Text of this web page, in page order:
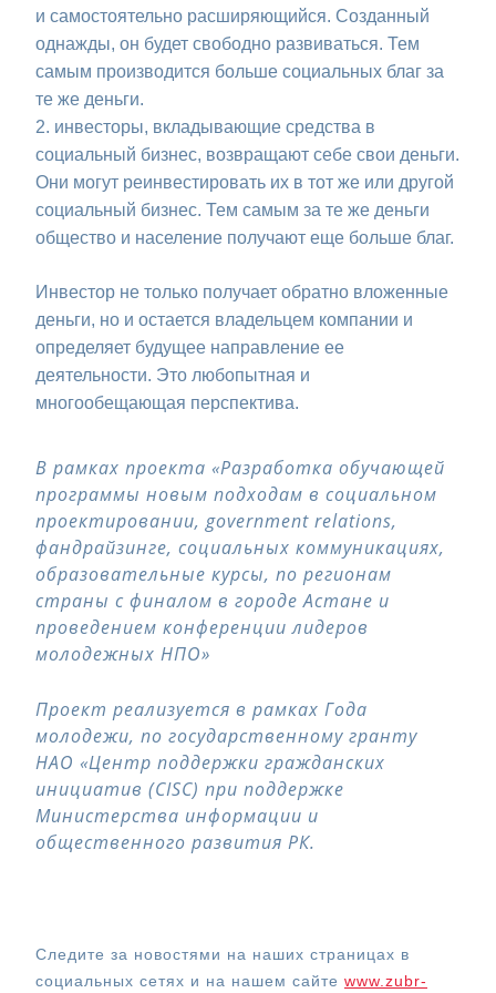
и самостоятельно расширяющийся. Созданный
однажды, он будет свободно развиваться. Тем
самым производится больше социальных благ за
те же деньги.
2. инвесторы, вкладывающие средства в
социальный бизнес, возвращают себе свои деньги.
Они могут реинвестировать их в тот же или другой
социальный бизнес. Тем самым за те же деньги
общество и население получают еще больше благ.
Инвестор не только получает обратно вложенные
деньги, но и остается владельцем компании и
определяет будущее направление ее
деятельности. Это любопытная и
многообещающая перспектива.
В рамках проекта «Разработка обучающей
программы новым подходам в социальном
проектировании, government relations,
фандрайзинге, социальных коммуникациях,
образовательные курсы, по регионам
страны с финалом в городе Астане и
проведением конференции лидеров
молодежных НПО»
Проект реализуется в рамках Года
молодежи, по государственному гранту
НАО «Центр поддержки гражданских
инициатив (CISC) при поддержке
Министерства информации и
общественного развития РК.
Следите за новостями на наших страницах в
социальных сетях и на нашем сайте www.zubr-